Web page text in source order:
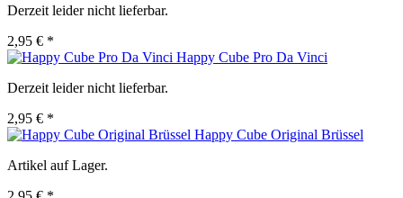
Derzeit leider nicht lieferbar.
2,95 € *
Happy Cube Pro Da Vinci
Derzeit leider nicht lieferbar.
2,95 € *
Happy Cube Original Brüssel
Artikel auf Lager.